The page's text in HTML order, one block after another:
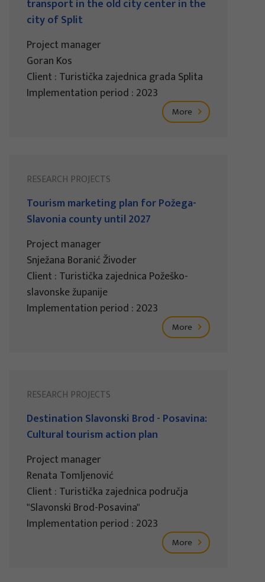
transport in the old city center in the
city of Split
Project manager
Goran Kos
Client : Turistička zajednica grada Splita
Implementation period : 2023
More
RESEARCH PROJECTS
Tourism marketing plan for Požega-
Slavonia county until 2027
Project manager
Snježana Boranić Živoder
Client : Turistička zajednica Požeško-
slavonske županije
Implementation period : 2023
More
RESEARCH PROJECTS
Destination Slavonski Brod - Posavina:
Cultural tourism action plan
Project manager
Renata Tomljenović
Client : Turistička zajednica područja
"Slavonski Brod-Posavina"
Implementation period : 2023
More